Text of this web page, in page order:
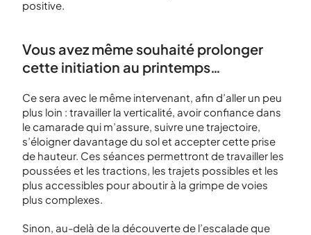
positive.
Vous avez même souhaité prolonger
cette initiation au printemps…
Ce sera avec le même intervenant, afin d’aller un peu
plus loin : travailler la verticalité, avoir confiance dans
le camarade qui m’assure, suivre une trajectoire,
s’éloigner davantage du sol et accepter cette prise
de hauteur. Ces séances permettront de travailler les
poussées et les tractions, les trajets possibles et les
plus accessibles pour aboutir à la grimpe de voies
plus complexes.
Sinon, au-delà de la découverte de l’escalade que